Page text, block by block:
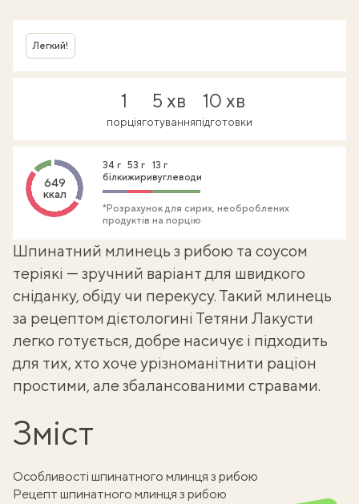
Легкий!
1
порція
5 хв
готування
10 хв
підготовки
649
ккал
34 г
білки
53 г
жири
13 г
вуглеводи
*Розрахунок для сирих, необроблених
продуктів на порцію
Шпинатний млинець з рибою та соусом
теріякі — зручний варіант для швидкого
сніданку, обіду чи перекусу. Такий млинець
за рецептом дієтологині Тетяни Лакусти
легко готується, добре насичує і підходить
для тих, хто хоче урізноманітнити раціон
простими, але збалансованими стравами.
Зміст
Особливості шпинатного млинця з рибою
Рецепт шпинатного млинця з рибою